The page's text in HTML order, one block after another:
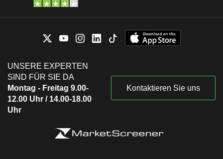
UNSERE EXPERTEN
SIND FÜR SIE DA
Montag - Freitag 9.00-
12.00 Uhr / 14.00-18.00
Uhr
Kontaktieren Sie uns